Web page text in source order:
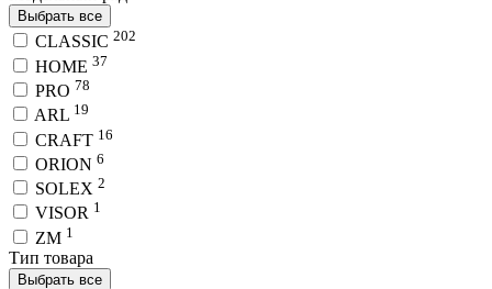
Выбрать все
CLASSIC 202
HOME 37
PRO 78
ARL 19
CRAFT 16
ORION 6
SOLEX 2
VISOR 1
ZM 1
Тип товара
Выбрать все